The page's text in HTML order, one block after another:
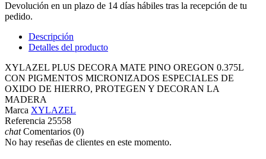
Devolución en un plazo de 14 días hábiles tras la recepción de tu
pedido.
Descripción
Detalles del producto
XYLAZEL PLUS DECORA MATE PINO OREGON 0.375L
CON PIGMENTOS MICRONIZADOS ESPECIALES DE
OXIDO DE HIERRO, PROTEGEN Y DECORAN LA
MADERA
Marca XYLAZEL
Referencia 25558
chatComentarios (0)
No hay reseñas de clientes en este momento.